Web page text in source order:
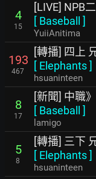
4
15
[LIVE] NPB
[ Baseball ]
YuiiAnitima
193
467
[轉播] 四上
[ Elephants]
hsuaninteen
8
17
[新聞] 中職
[ Baseball ]
lamigo
5
8
[轉播] 三下
[ Elephants]
hsuaninteen